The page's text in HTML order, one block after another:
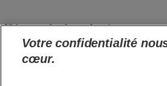
Visitez nous dans le monde entier
Austria - Österreich
Votre confidentialité
cœur.